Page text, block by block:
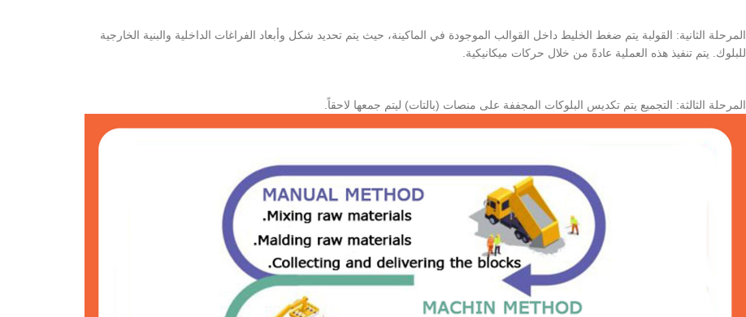
المرحلة الثانية: القولبة يتم ضغط الخليط داخل القوالب الموجودة في الماكينة، حيث يتم تحديد شكل وأبعاد الفراغات الداخلية والبنية الخارجية
للبلوك. يتم تنفيذ هذه العملية عادةً من خلال حركات ميكانيكية.
المرحلة الثالثة: التجميع يتم تكديس البلوكات المجففة على منصات (بالتات) ليتم جمعها لاحقاً.